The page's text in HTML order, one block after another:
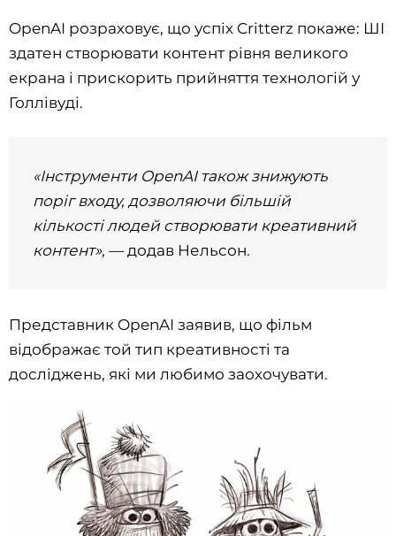
OpenAI розраховує, що успіх Critterz покаже: ШІ
здатен створювати контент рівня великого
екрана і прискорить прийняття технологій у
Голлівуді.
«Інструменти OpenAI також знижують
поріг входу, дозволяючи більшій
кількості людей створювати креативний
контент», — додав Нельсон.
Представник OpenAI заявив, що фільм
відображає той тип креативності та
досліджень, які ми любимо заохочувати.